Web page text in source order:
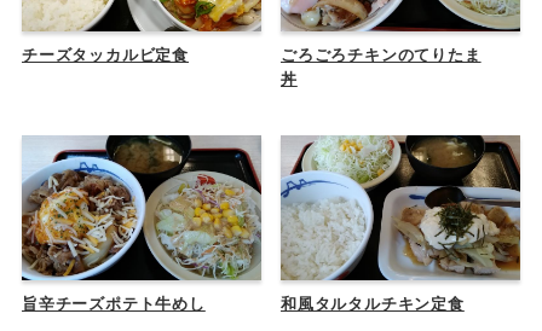
チーズタッカルビ定食
ごろごろチキンのてりたま
丼
旨辛チーズポテト牛めし 和風タルタルチキン定食